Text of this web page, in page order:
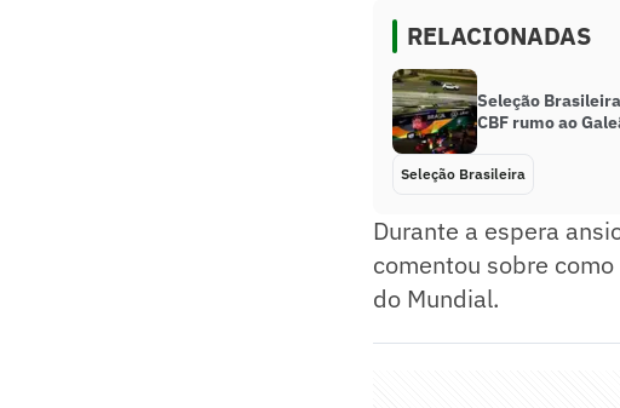
RELACIONADAS
Seleção
CBF rumo ao
Seleção Brasileira
Durante a espera
comentou sobre
do Mundial.